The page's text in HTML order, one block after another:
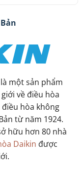
là một sản phẩm
về điều hòa
điều hòa không
từ năm 1924.
hữu hơn 80 nhà
Daikin được